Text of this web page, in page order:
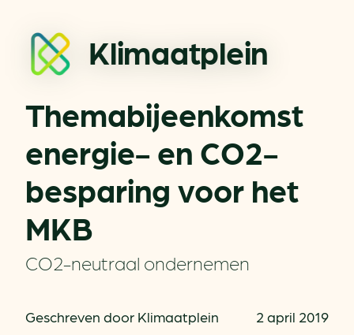
Klimaatplein
Themabijeenkomst
energie- en CO2-
besparing voor het
MKB
CO2-neutraal ondernemen
Geschreven door Klimaatplein
2 april 2019